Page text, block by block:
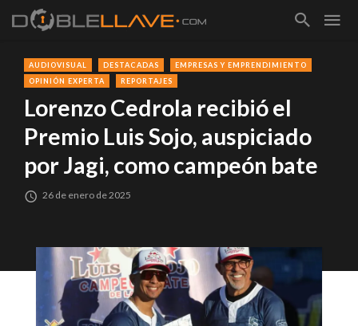
AUDIOVISUAL DESTACADAS
EMPRESAS Y EMPRENDIMIENTO
OPINIÓN EXPERTA
REPORTAJES
Lorenzo Cedrola recibió el
Premio Luis Sojo, auspiciado
por Jagi, como campeón bate
26 de enero de 2025